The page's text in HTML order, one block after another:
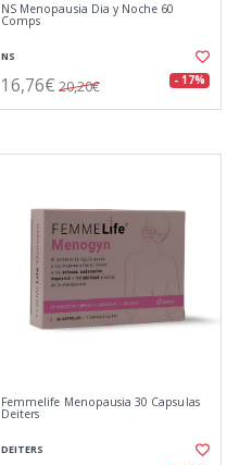
NS Menopausia Dia y Noche 60
Comps
NS
16,76€ 20,20€ - 17%
Femmelife Menopausia 30 Capsulas
Deiters
DEITERS